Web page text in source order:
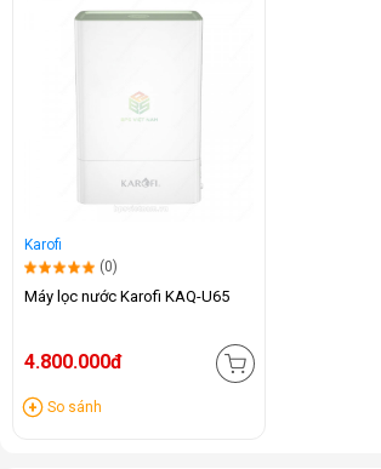
Karofi
(0)
Máy lọc nước Karofi KAQ-U65
4.800.000đ
So sánh